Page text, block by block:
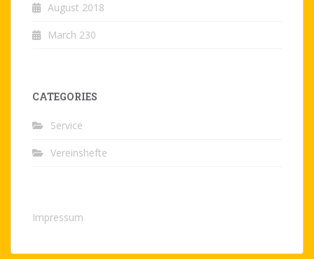
August 2018
March 230
CATEGORIES
Service
Vereinshefte
Impressum